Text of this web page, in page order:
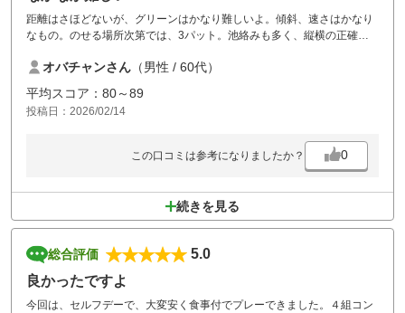
距離はさほどないが、グリーンはかなり難しいよ。傾斜、速さはかなり
なもの。のせる場所次第では、3パット。池絡みも多く、縦横の正確性
オバチャンさん （男性 / 60代）
平均スコア：80～89
投稿日：2026/02/14
この口コミは参考になりましたか？ 0
続きを見る
総合評価
5.0
良かったですよ
今回は、セルフデーで、大変安く食事付でプレーできました。４組コン